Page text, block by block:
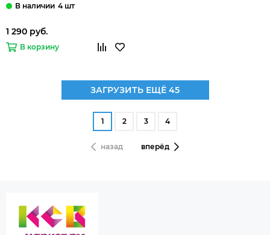
Arte Lamp
4 шт
1 290 руб.
В корзину
ЗАГРУЗИТЬ ЕЩЁ 45
назад
1 2 3 4
вперёд